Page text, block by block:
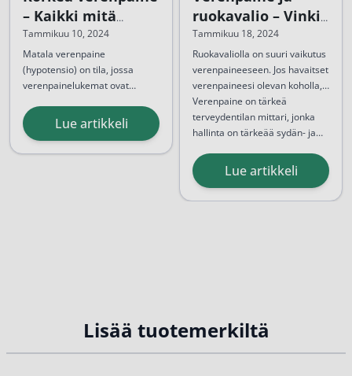
– Kaikki mitä
sinun tarvitsee
tietää
Tammikuu 10, 2024
Matala verenpaine
(hypotensio) on tila, jossa
verenpainelukemat ovat
matalammat. Hypotensio voi
vaikuttaa ihmisiin eri tavoin,
Lue artikkeli
ruokavalio – Vinkit
tehokkaaseen
alentamiseen
Tammikuu 18, 2024
Ruokavaliolla on suuri vaikutus
verenpaineeseen. Jos havaitset
verenpaineesi olevan koholla,
on aika kiinnittää huomiota
myös ruokavalioon.
Verenpaine on tärkeä
terveydentilan mittari, jonka
hallinta on tärkeää sydän- ja
ennaltaehkäisyssä...
Lue artikkeli
Lisää tuotemerkiltä